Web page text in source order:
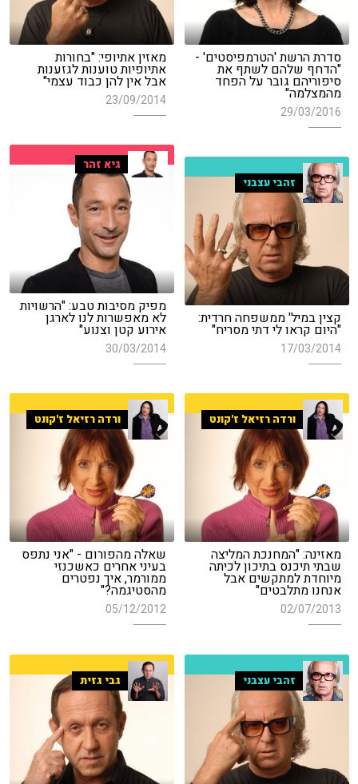
סדרת הרשת 'הטרמפיסטים' -
"הדחף שלהם לשתף את
סיפוריהם גובר על הפחד
מהמצלמה"
29/03/2016
מאזין אתיופי: "בחורות
אתיופיות טוענות לגזענות
אבל אין להן כבוד עצמי"
23/09/2014
גיא זהר
מפיק מסיבות טבע: "הרשויות
לא מאפשרות לנו לארגן
אירוע קטן וצנוע"
30/03/2014
זהבי עצבני
קצין במיל' ממשפחה חרדית:
"היום קראו לי דתי מסריח"
17/03/2014
ורדה רזיאל ז'קונט
מאזינה: "המחנכת המליצה
שבתי תיכנס בתיכון לכיתה
מיוחדת למתקשים אבל
אנחנו מתלבטים"
02/07/2013
ורדה רזיאל ז'קונט
שאלה מהפורום - "אני נתפס
בעיני אחרים כאשכנזי
ממורמר, איך נפטרים
מהסטיגמה?"
05/12/2012
זהבי עצבני גבי גזית